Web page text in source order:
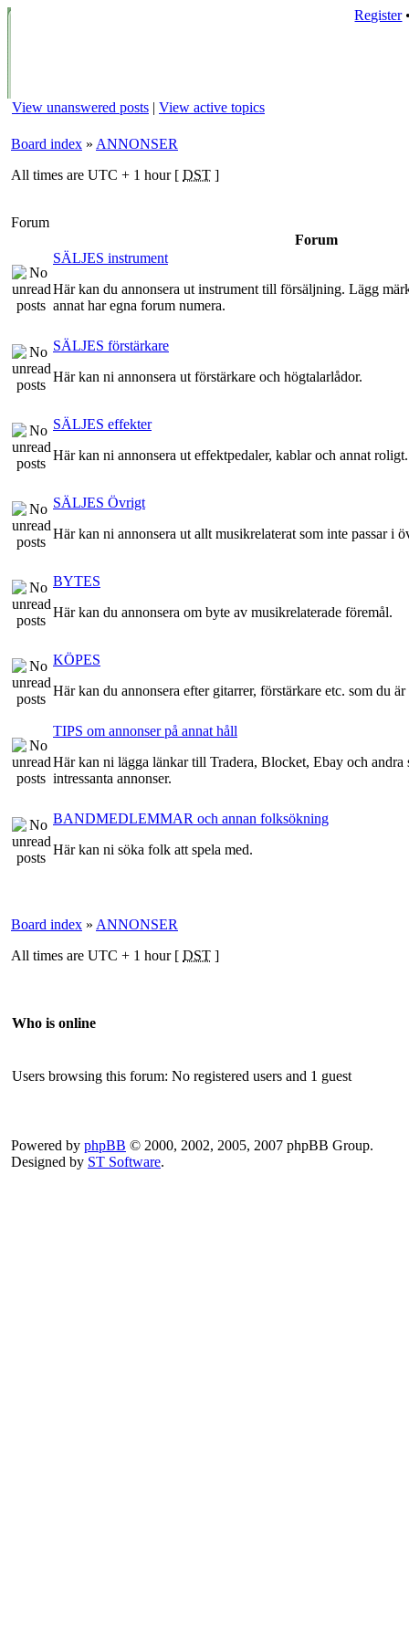
Register
View unanswered posts | View active topics
Board index » ANNONSER
All times are UTC + 1 hour [ DST ]
Forum
Forum
SÄLJES instrument
Här kan du annonsera ut instrument till försäljning. Lägg
annat har egna forum numera.
SÄLJES förstärkare
Här kan ni annonsera ut förstärkare och högtalarlådor.
SÄLJES effekter
Här kan ni annonsera ut effektpedaler, kablar och annat roligt.
SÄLJES Övrigt
Här kan ni annonsera ut allt musikrelaterat som inte passar i
BYTES
Här kan du annonsera om byte av musikrelaterade föremål.
KÖPES
Här kan du annonsera efter gitarrer, förstärkare etc. som du
TIPS om annonser på annat håll
Här kan ni lägga länkar till Tradera, Blocket, Ebay och andra
intressanta annonser.
BANDMEDLEMMAR och annan folksökning
Här kan ni söka folk att spela med.
Board index » ANNONSER
All times are UTC + 1 hour [ DST ]
Who is online
Users browsing this forum: No registered users and 1 guest
Powered by phpBB © 2000, 2002, 2005, 2007 phpBB Group.
Designed by ST Software.